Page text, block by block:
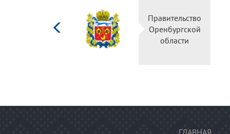
культуры
Российской
Правительство
Оренбургской
области
ГЛАВНАЯ